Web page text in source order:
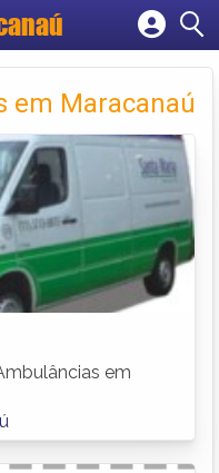
empresa
em Maracanaú
em